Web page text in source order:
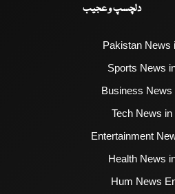
دلچسپ و عجیب
Pakistan News
Sports News
Business News
Tech News in
Entertainment
Health News
Hum News